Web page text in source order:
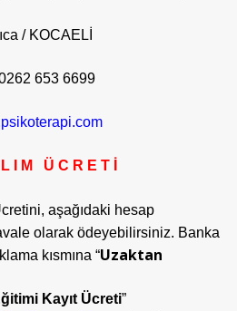
/ KOCAELİ
653 6699
I M Ü C R E T İ
aşağıdaki hesap
olarak ödeyebilirsiniz. Banka
kısmına “Uzaktan
Kayıt Ücreti”